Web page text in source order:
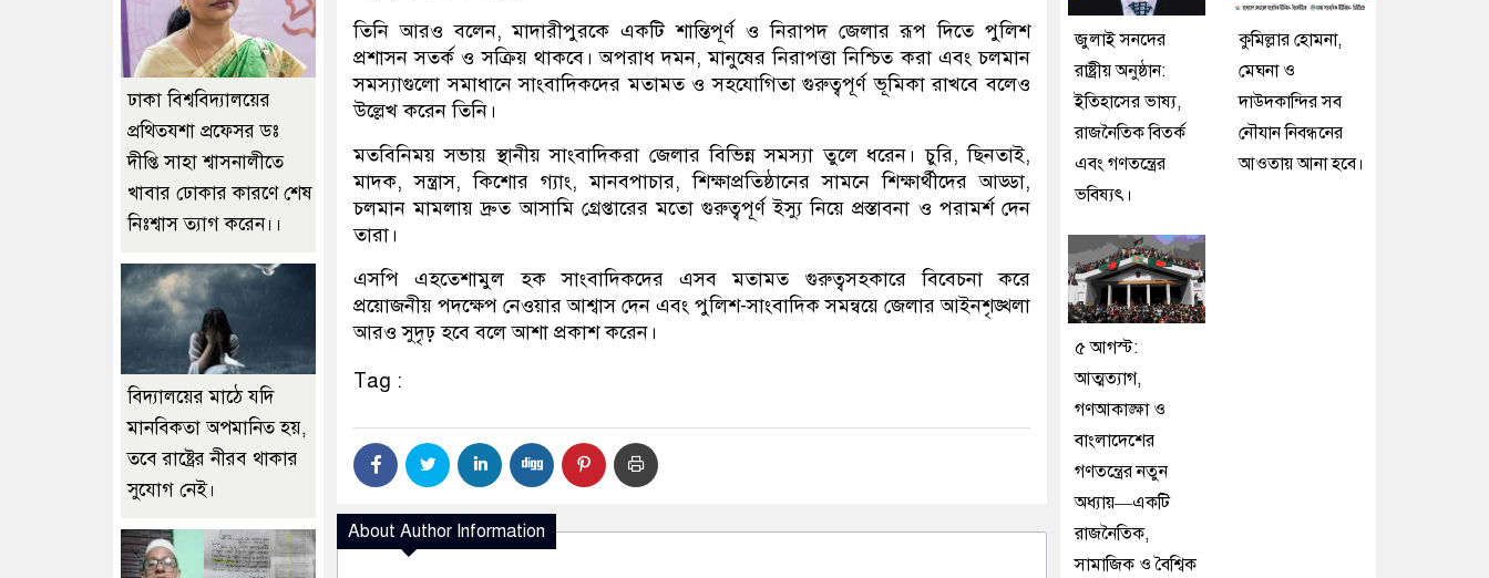
তিনি আরও বলেন, মাদারীপুরকে একটি শান্তিপূর্ণ ও নিরাপদ জেলার রূপ দিতে পুলিশ
প্রশাসন সতর্ক ও সক্রিয় থাকবে। অপরাধ দমন, মানুষের নিরাপত্তা নিশ্চিত করা এবং চলমান
সমস্যাগুলো সমাধানে সাংবাদিকদের মতামত ও সহযোগিতা গুরুত্বপূর্ণ ভূমিকা রাখবে বলেও
উল্লেখ করেন তিনি।
মতবিনিময় সভায় স্থানীয় সাংবাদিকরা জেলার বিভিন্ন সমস্যা তুলে ধরেন। চুরি, ছিনতাই,
মাদক, সন্ত্রাস, কিশোর গ্যাং, মানবপাচার, শিক্ষাপ্রতিষ্ঠানের সামনে শিক্ষার্থীদের আড্ডা,
চলমান মামলায় দ্রুত আসামি গ্রেপ্তারের মতো গুরুত্বপূর্ণ ইস্যু নিয়ে প্রস্তাবনা ও পরামর্শ দেন
তারা।
এসপি এহতেশামুল হক সাংবাদিকদের এসব মতামত গুরুত্বসহকারে বিবেচনা করে
প্রয়োজনীয় পদক্ষেপ নেওয়ার আশ্বাস দেন এবং পুলিশ-সাংবাদিক সমন্বয়ে জেলার আইনশৃঙ্খলা
আরও সুদৃঢ় হবে বলে আশা প্রকাশ করেন।
Tag :
About Author Information
ঢাকা বিশ্ববিদ্যালয়ের
প্রথিতযশা প্রফেসর ডঃ
দীপ্তি সাহা শ্বাসনালীতে
খাবার ঢোকার কারণে শেষ
নিঃশ্বাস ত্যাগ করেন।।
বিদ্যালয়ের মাঠে যদি
মানবিকতা অপমানিত হয়,
তবে রাষ্ট্রের নীরব থাকার
সুযোগ নেই।
জুলাই সনদের
রাষ্ট্রীয় অনুষ্ঠান:
ইতিহাসের ভাষ্য,
রাজনৈতিক বিতর্ক
এবং গণতন্ত্রের
ভবিষ্যৎ।
কুমিল্লার হোমনা,
মেঘনা ও
দাউদকান্দির সব
নৌযান নিবন্ধনের
আওতায় আনা হবে।
৫ আগস্ট:
আত্মত্যাগ,
গণআকাঙ্ক্ষা ও
বাংলাদেশের
গণতন্ত্রের নতুন
অধ্যায়—একটি
রাজনৈতিক,
সামাজিক ও বৈশ্বিক